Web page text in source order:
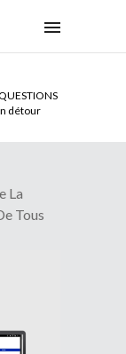
QUESTIONS
un détour
:
La
Tous